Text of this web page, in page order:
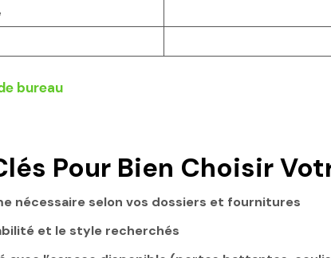
Pour Bien Choisir
nécessaire selon vos dossiers et fournitures
et le style recherchés